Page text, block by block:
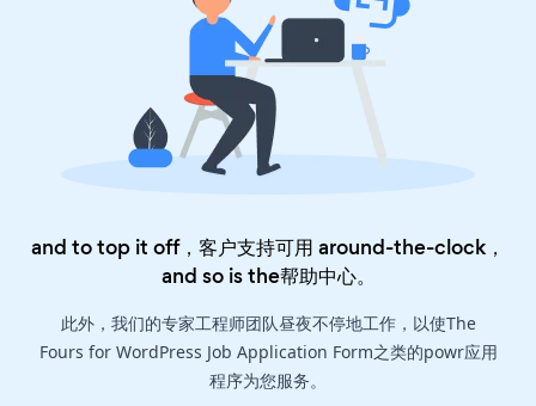
and to top it off，客户支持可用 around-the-clock，
and so is the帮助中心。
此外，我们的专家工程师团队昼夜不停地工作，以使The
Fours for WordPress Job Application Form之类的powr应用
程序为您服务。